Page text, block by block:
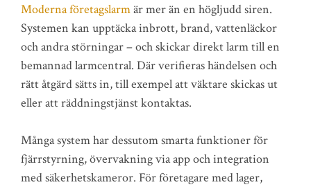
Moderna företagslarmär mer än en högljudd siren.
Systemen kan upptäcka inbrott, brand, vattenläckor
och andra störningar – och skickar direkt larm till en
bemannad larmcentral. Där verifieras händelsen och
rätt åtgärd sätts in, till exempel att väktare skickas ut
eller att räddningstjänst kontaktas.
Många system har dessutom smarta funktioner för
fjärrstyrning, övervakning via app och integration
med säkerhetskameror. För företagare med lager,